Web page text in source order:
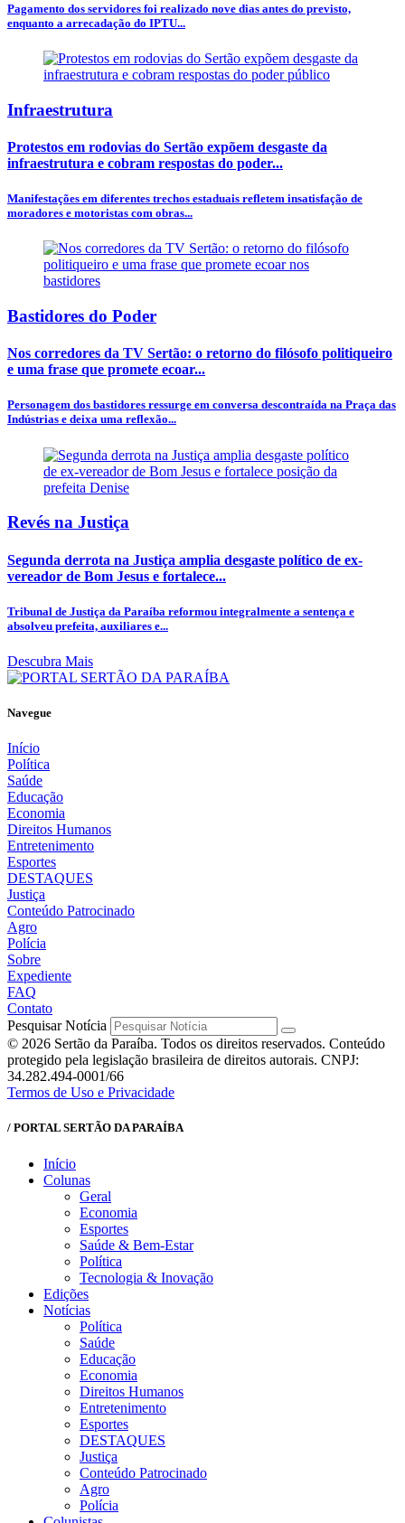
Pagamento dos servidores foi realizado nove dias antes do previsto,
enquanto a arrecadação do IPTU...
Infraestrutura
Protestos em rodovias do Sertão expõem desgaste da
infraestrutura e cobram respostas do poder...
Manifestações em diferentes trechos estaduais refletem insatisfação de
moradores e motoristas com obras...
Bastidores do Poder
Nos corredores da TV Sertão: o retorno do filósofo politiqueiro
e uma frase que promete ecoar...
Personagem dos bastidores ressurge em conversa descontraída na Praça das
Indústrias e deixa uma reflexão...
Revés na Justiça
Segunda derrota na Justiça amplia desgaste político de ex-
vereador de Bom Jesus e fortalece...
Tribunal de Justiça da Paraíba reformou integralmente a sentença e
absolveu prefeita, auxiliares e...
Descubra Mais
Navegue
Início
Política
Saúde
Educação
Economia
Direitos Humanos
Entretenimento
Esportes
DESTAQUES
Justiça
Conteúdo Patrocinado
Agro
Polícia
Sobre
Expediente
FAQ
Contato
Pesquisar Notícia
© 2026 Sertão da Paraíba. Todos os direitos reservados. Conteúdo
protegido pela legislação brasileira de direitos autorais. CNPJ:
34.282.494-0001/66
Termos de Uso e Privacidade
/ PORTAL SERTÃO DA PARAÍBA
Início
Colunas
Geral
Economia
Esportes
Saúde & Bem-Estar
Política
Tecnologia & Inovação
Edições
Notícias
Política
Saúde
Educação
Economia
Direitos Humanos
Entretenimento
Esportes
DESTAQUES
Justiça
Conteúdo Patrocinado
Agro
Polícia